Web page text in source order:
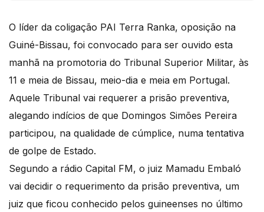
O líder da coligação PAI Terra Ranka, oposição na
Guiné-Bissau, foi convocado para ser ouvido esta
manhã na promotoria do Tribunal Superior Militar, às
11 e meia de Bissau, meio-dia e meia em Portugal.
Aquele Tribunal vai requerer a prisão preventiva,
alegando indícios de que Domingos Simões Pereira
participou, na qualidade de cúmplice, numa tentativa
de golpe de Estado.
Segundo a rádio Capital FM, o juiz Mamadu Embaló
vai decidir o requerimento da prisão preventiva, um
juiz que ficou conhecido pelos guineenses no último